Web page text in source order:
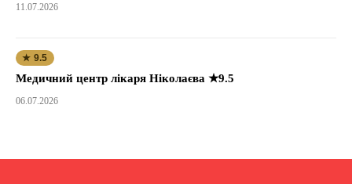
11.07.2026
★ 9.5
Медичний центр лікаря Ніколаєва ★9.5
06.07.2026